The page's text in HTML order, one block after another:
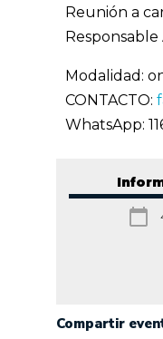
calendar_today
Compartir
Reunión a
Responsable
Modalidad:
CONTACTO:
WhatsApp: